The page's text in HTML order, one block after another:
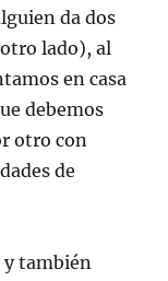
da dos
lado), al
en casa
debemos
otro con
de
y también